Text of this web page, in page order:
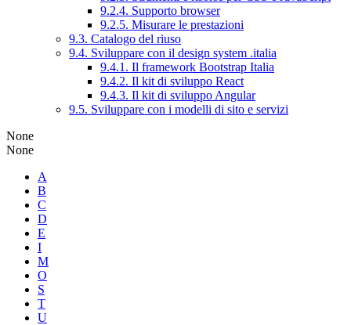
9.2.4. Supporto browser
9.2.5. Misurare le prestazioni
9.3. Catalogo del riuso
9.4. Sviluppare con il design system .italia
9.4.1. Il framework Bootstrap Italia
9.4.2. Il kit di sviluppo React
9.4.3. Il kit di sviluppo Angular
9.5. Sviluppare con i modelli di sito e servizi
None
None
A
B
C
D
E
I
M
O
S
T
U